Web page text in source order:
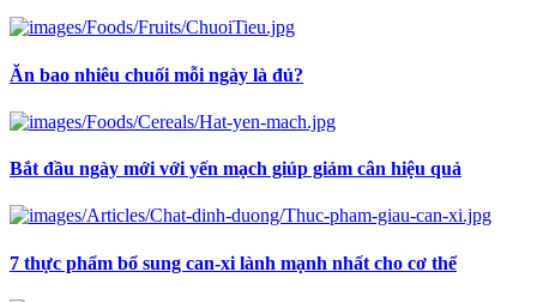
Ăn bao nhiêu chuối mỗi ngày là đủ?
Bắt đầu ngày mới với yến mạch giúp giảm cân hiệu quả
7 thực phẩm bổ sung can-xi lành mạnh nhất cho cơ thể